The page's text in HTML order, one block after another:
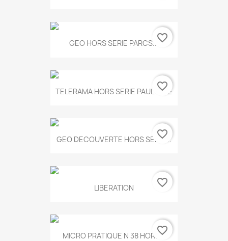
GEO HORS SERIE PARCS...favorite_border
TELERAMA HORS SERIE PAUL KLEE
favorite_border
GEO DECOUVERTE HORS SERIE...
favorite_border
LIBERATION favorite_border
MICRO PRATIQUE N 38 HORS...
favorite_border